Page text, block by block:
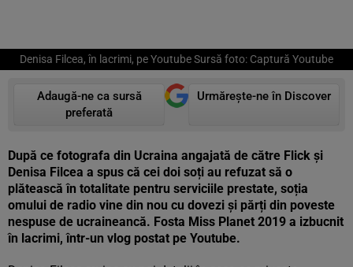
Denisa Filcea, în lacrimi, pe Youtube Sursă foto: Captură Youtube
Adaugă-ne ca sursă
preferată
Urmărește-ne în Discover
După ce fotografa din Ucraina angajată de către Flick și
Denisa Filcea a spus că cei doi soți au refuzat să o
plătească în totalitate pentru serviciile prestate, soția
omului de radio vine din nou cu dovezi și părți din poveste
nespuse de ucraineancă. Fosta Miss Planet 2019 a izbucnit
în lacrimi, într-un vlog postat pe Youtube.